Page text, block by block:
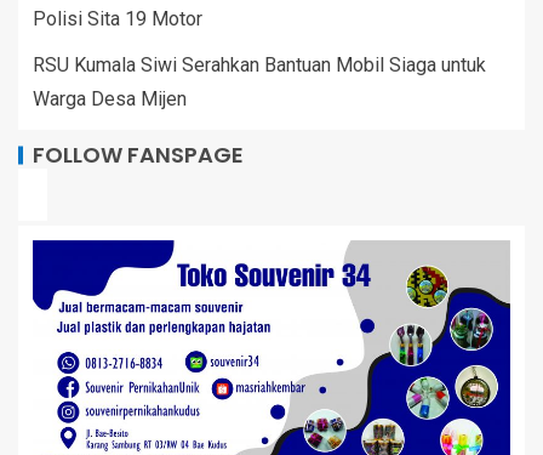
Polisi Sita 19 Motor
RSU Kumala Siwi Serahkan Bantuan Mobil Siaga untuk
Warga Desa Mijen
FOLLOW FANSPAGE